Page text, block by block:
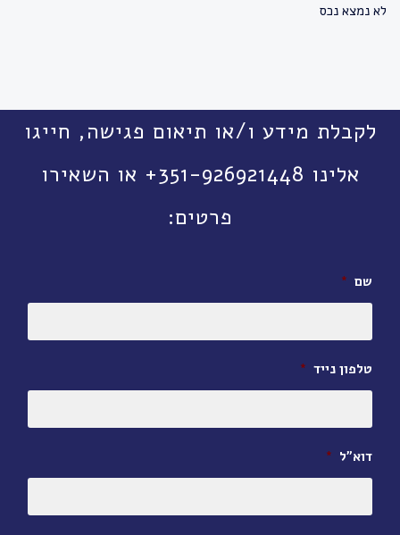
לא נמצא נכס
לקבלת מידע ו/או תיאום פגישה, חייגו
אלינו 351-926921448+ או השאירו
פרטים:
שם *
טלפון נייד *
דוא״ל *